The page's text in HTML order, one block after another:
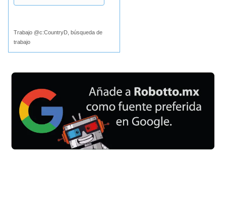
Trabajo @c:CountryD, búsqueda de
trabajo